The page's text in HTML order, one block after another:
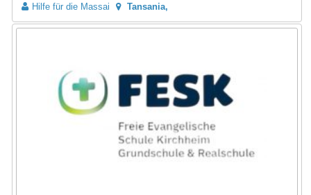
Hilfe für die Massai Tansania